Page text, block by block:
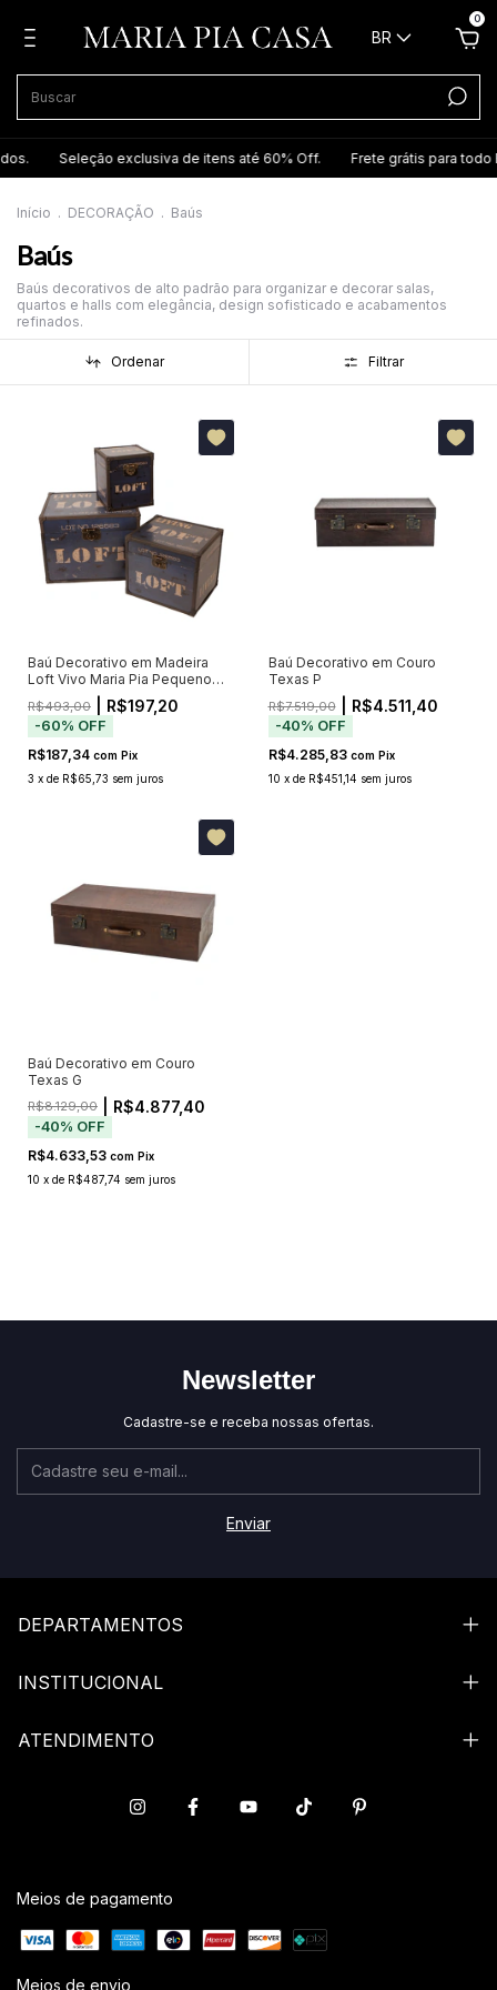
BR
0
Seleção exclusiva de itens até 60% Off. Frete grátis para todo
Início . DECORAÇÃO . Baús
Baús
Baús decorativos de alto padrão para organizar e decorar salas,
quartos e halls com elegância, design sofisticado e acabamentos
refinados.
Ordenar Filtrar
Baú Decorativo em Madeira
Loft Vivo Maria Pia Pequeno
R$493,00 | R$197,20
-60% OFF
R$187,34 com Pix
3 x de R$65,73 sem juros
Baú Decorativo em Couro
Texas P
R$7.519,00| R$4.511,40
-40% OFF
R$4.285,83 com Pix
10 x de R$451,14 sem juros
Baú Decorativo em Couro
Texas G
R$8.129,00 | R$4.877,40
-40% OFF
R$4.633,53 com Pix
10 x de R$487,74 sem juros
Newsletter
Cadastre-se e receba nossas ofertas.
DEPARTAMENTOS
INSTITUCIONAL
ATENDIMENTO
Meios de pagamento
Meios de envio